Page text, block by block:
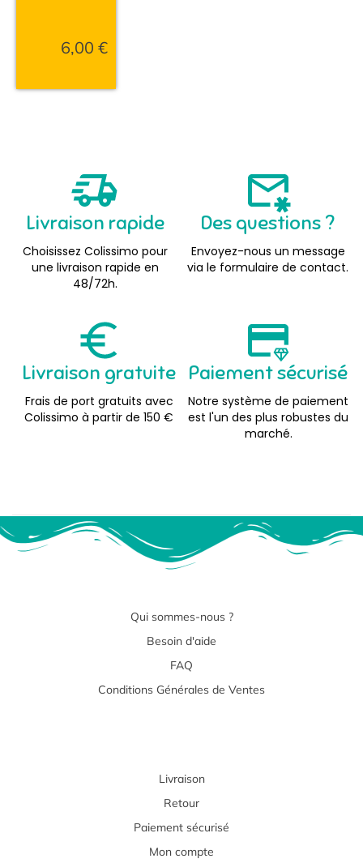
6,00 €
Livraison rapide
Choisissez Colissimo pour
une livraison rapide en
48/72h.
Des questions ?
Envoyez-nous un message
via le formulaire de contact.
Livraison gratuite
Frais de port gratuits avec
Colissimo à partir de 150 €
Paiement sécurisé
Notre système de paiement
est l'un des plus robustes du
marché.
Qui sommes-nous ?
Besoin d'aide
FAQ
Conditions Générales de Ventes
Livraison
Retour
Paiement sécurisé
Mon compte